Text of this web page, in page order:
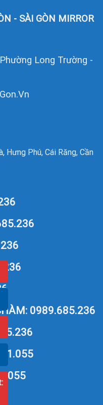
- SÀI GÒN MIRROR
Long Trường -
Phú, Cái Răng, Cần
0989.685.236